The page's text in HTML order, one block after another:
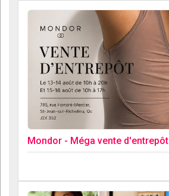
Mondor - Méga vente d'entrepôt